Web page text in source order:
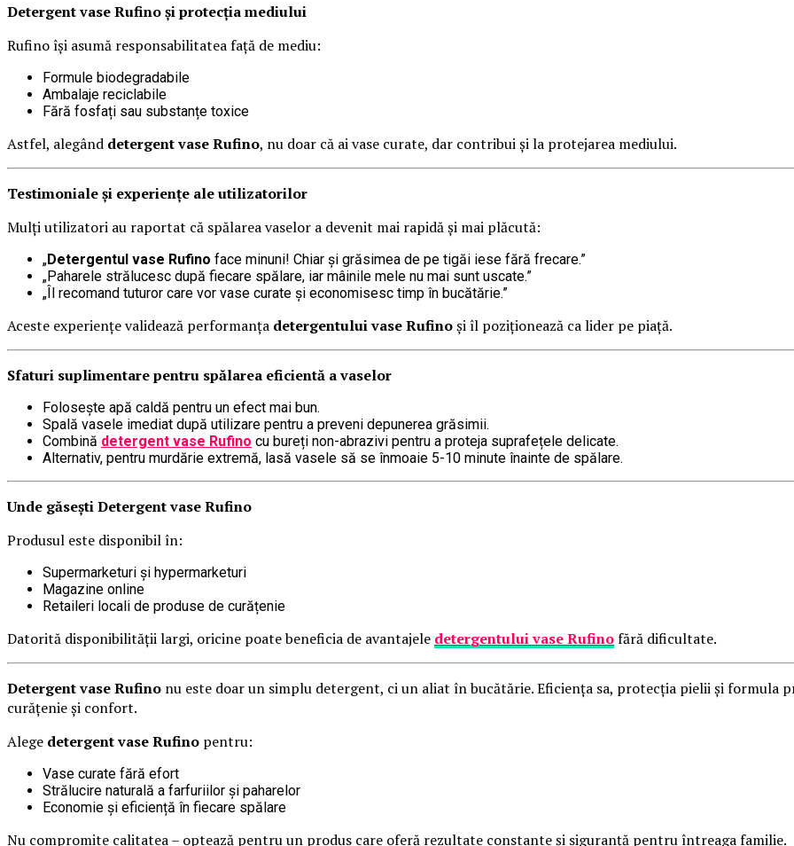
Detergent vase Rufino și protecția mediului
Rufino își asumă responsabilitatea față de mediu:
Formule biodegradabile
Ambalaje reciclabile
Fără fosfați sau substanțe toxice
Astfel, alegând detergent vase Rufino, nu doar că ai vase curate, dar contribui și la protejarea mediului.
Testimoniale și experiențe ale utilizatorilor
Mulți utilizatori au raportat că spălarea vaselor a devenit mai rapidă și mai plăcută:
„Detergentul vase Rufino face minuni! Chiar și grăsimea de pe tigăi iese fără frecare.”
„Paharele strălucesc după fiecare spălare, iar mâinile mele nu mai sunt uscate.”
„Îl recomand tuturor care vor vase curate și economisesc timp în bucătărie.”
Aceste experiențe validează performanța detergentului vase Rufinoși îl poziționează ca lider pe piață.
Sfaturi suplimentare pentru spălarea eficientă a vaselor
Folosește apă caldă pentru un efect mai bun.
Spală vasele imediat după utilizare pentru a preveni depunerea grăsimii.
Combină detergent vase Rufino cu bureți non-abrazivi pentru a proteja suprafețele delicate.
Alternativ, pentru murdărie extremă, lasă vasele să se înmoaie 5-10 minute înainte de spălare.
Unde găsești Detergent vase Rufino
Produsul este disponibil în:
Supermarketuri și hypermarketuri
Magazine online
Retaileri locali de produse de curățenie
Datorită disponibilității largi, oricine poate beneficia de avantajele detergentului vase Rufinofără dificultate.
Detergent vase Rufino nu este doar un simplu detergent, ci un aliat în bucătărie. Eficiența sa, protecția pielii și formula
curățenie și confort.
Alege detergent vase Rufino pentru:
Vase curate fără efort
Strălucire naturală a farfuriilor și paharelor
Economie și eficiență în fiecare spălare
Nu compromite calitatea – optează pentru un produs care oferă rezultate constante și siguranță pentru întreaga familie.